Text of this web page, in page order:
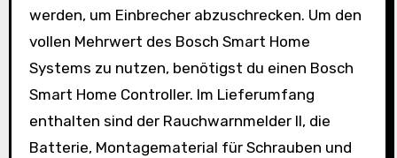
werden, um Einbrecher abzuschrecken. Um den
vollen Mehrwert des Bosch Smart Home
Systems zu nutzen, benötigst du einen Bosch
Smart Home Controller. Im Lieferumfang
enthalten sind der Rauchwarnmelder II, die
Batterie, Montagematerial für Schrauben und